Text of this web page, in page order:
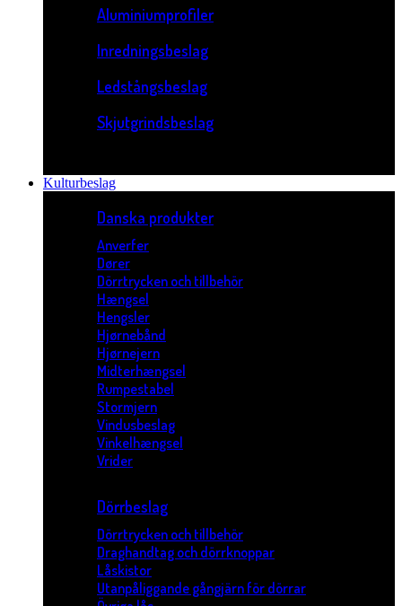
Aluminiumprofiler
Inredningsbeslag
Ledstångsbeslag
Skjutgrindsbeslag
Kulturbeslag
Danska produkter
Anverfer
Dører
Dörrtrycken och tillbehör
Hængsel
Hengsler
Hjørnebånd
Hjørnejern
Midterhængsel
Rumpestabel
Stormjern
Vindusbeslag
Vinkelhængsel
Vrider
Dörrbeslag
Dörrtrycken och tillbehör
Draghandtag och dörrknoppar
Låskistor
Utanpåliggande gångjärn för dörrar